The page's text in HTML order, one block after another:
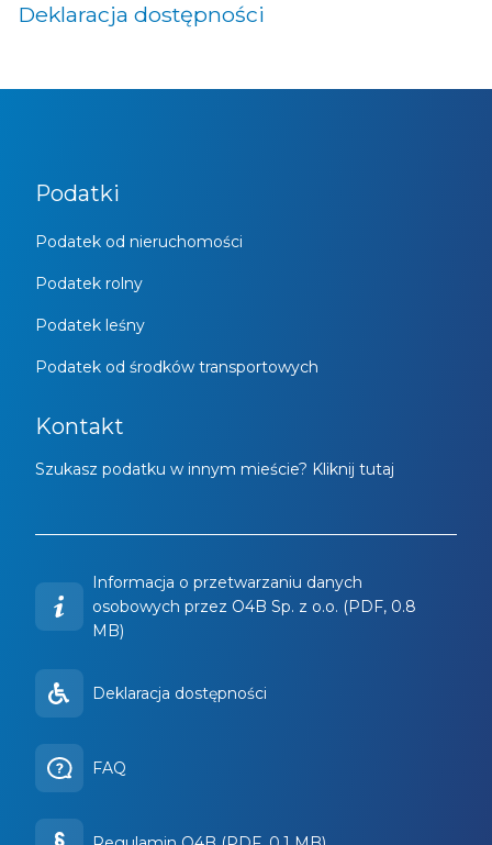
Deklaracja dostępności
Podatki
Podatek od nieruchomości
Podatek rolny
Podatek leśny
Podatek od środków transportowych
Kontakt
Szukasz podatku w innym mieście? Kliknij tutaj
Informacja o przetwarzaniu danych
osobowych przez O4B Sp. z o.o. (PDF, 0.8
MB)
Deklaracja dostępności
FAQ